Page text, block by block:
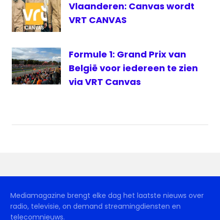
Vlaanderen: Canvas wordt
VRT CANVAS
Formule 1: Grand Prix van
België voor iedereen te zien
via VRT Canvas
Mediamagazine brengt elke dag het laatste nieuws over
radio, televisie, on demand streamingdiensten en
telecomnieuws.